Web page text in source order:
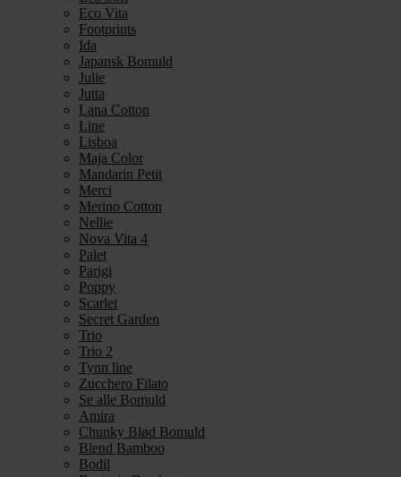
Eco Vita
Footprints
Ida
Japansk Bomuld
Julie
Jutta
Lana Cotton
Line
Lisboa
Maja Color
Mandarin Petit
Merci
Merino Cotton
Nellie
Nova Vita 4
Palet
Parigi
Poppy
Scarlet
Secret Garden
Trio
Trio 2
Tynn line
Zucchero Filato
Se alle Bomuld
Amira
Chunky Blød Bomuld
Blend Bamboo
Bodil